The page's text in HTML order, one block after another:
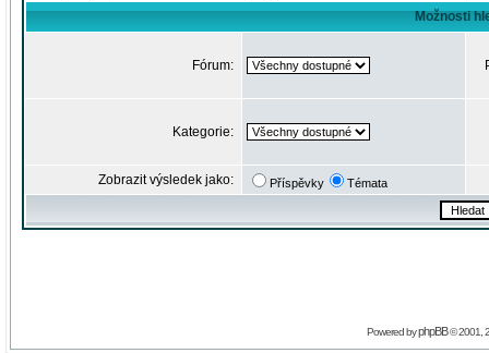
Možnosti
Fórum:
Kategorie:
Zobrazit výsledek jako: Příspěvky Témata
Powered byphpBB© 2001,